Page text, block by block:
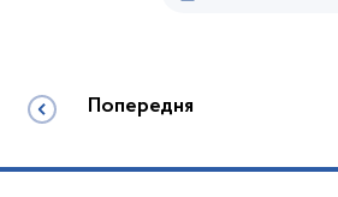
Попередня